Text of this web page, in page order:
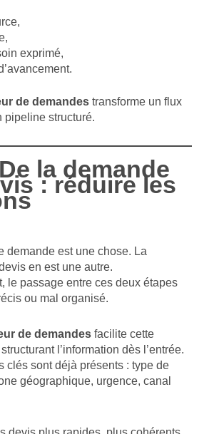
exprimé,
de demandes transforme un flux
pipeline structuré.
la demande
: réduire les
demande est une chose. La
en est une autre.
le passage entre ces deux étapes
ou mal organisé.
de demandes facilite cette
l’information dès l’entrée.
clés sont déjà présents : type de
géographique, urgence, canal